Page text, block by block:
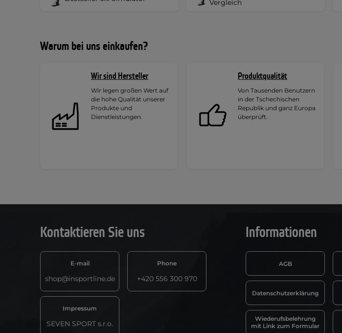
Vergleich
Warum bei uns einkaufen?
Wir sind Hersteller
Wir legen großen Wert auf
die hohe Qualität unserer
Produkte und
Dienstleistungen.
Produktqualität
Von Tausenden Benutzern
in der Tschechischen
Republik und ganz Europa
überprüft.
Kontaktieren Sie uns
E-mail
shop@insportline.de
Phone
+420 556 300 970
Impressum
SEVEN SPORT s.r.o.
Informationen
AGB
Datenschutzerklärung
Wiederufsbelehrung
mit Link zum Formular